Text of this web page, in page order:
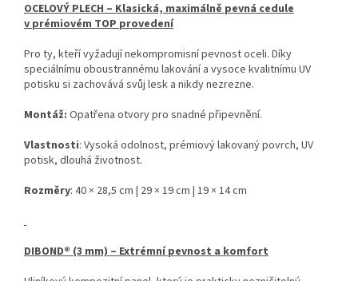
OCELOVÝ PLECH – Klasická, maximálně pevná cedule
v prémiovém TOP provedení
Pro ty, kteří vyžadují nekompromisní pevnost oceli. Díky
speciálnímu oboustrannému lakování a vysoce kvalitnímu UV
potisku si zachovává svůj lesk a nikdy nezrezne.
Montáž: Opatřena otvory pro snadné připevnění.
Vlastnosti: Vysoká odolnost, prémiový lakovaný povrch, UV
potisk, dlouhá životnost.
Rozměry: 40 × 28,5 cm | 29 × 19 cm | 19 × 14 cm
DIBOND® (3 mm) – Extrémní pevnost a komfort